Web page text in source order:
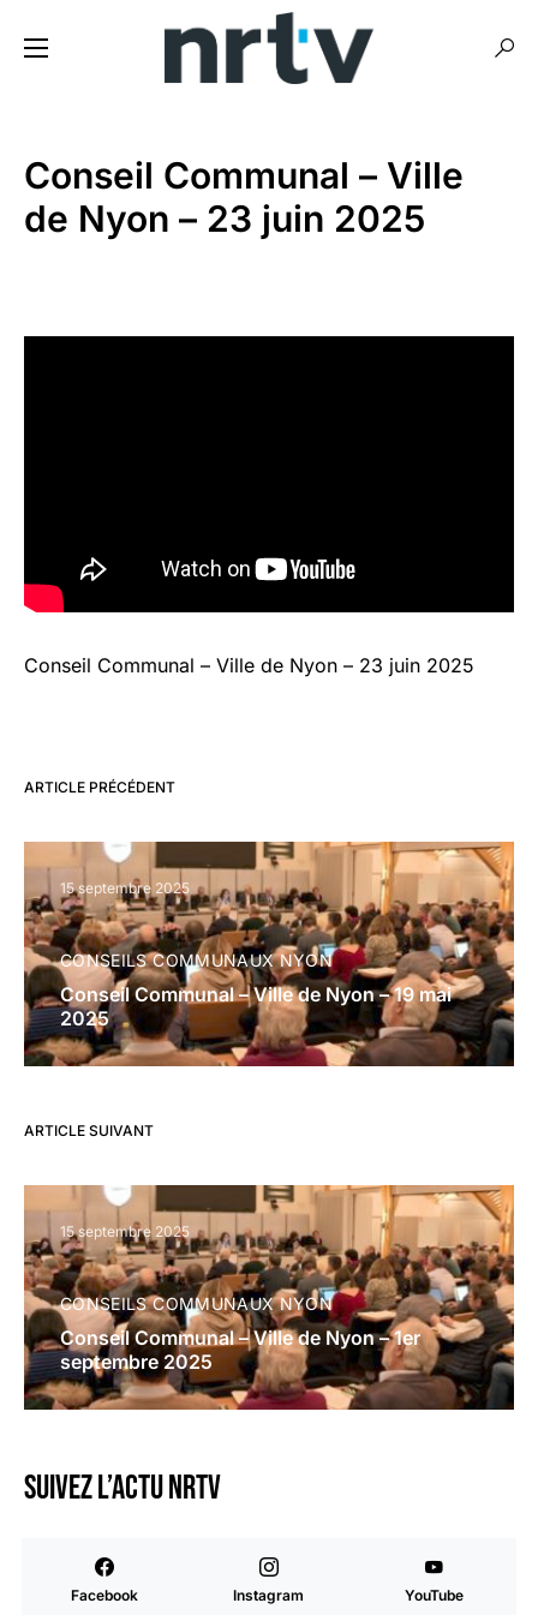
Conseil Communal – Ville
de Nyon – 23 juin 2025
Conseil Communal – Ville de Nyon – 23 juin 2025
ARTICLE PRÉCÉDENT
15 septembre 2025
CONSEILS COMMUNAUX NYON
Conseil Communal – Ville de Nyon – 19 mai
2025
ARTICLE SUIVANT
15 septembre 2025
CONSEILS COMMUNAUX NYON
Conseil Communal – Ville de Nyon – 1er
septembre 2025
Suivez l’actu NRTV
Facebook Instagram YouTube